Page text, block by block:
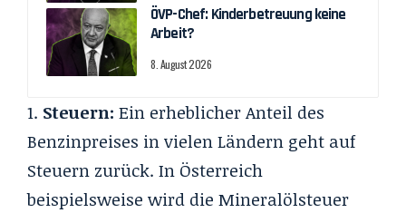
ÖVP-Chef: Kinderbetreuung keine
Arbeit?
8. August 2026
Steuern: Ein erheblicher Anteil des
Benzinpreises in vielen Ländern geht auf
Steuern zurück. In Österreich
beispielsweise wird die Mineralölsteuer